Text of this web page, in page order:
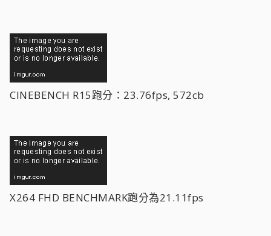
CINEBENCH R15跑分：23.76fps, 572cb
X264 FHD BENCHMARK跑分為21.11fps